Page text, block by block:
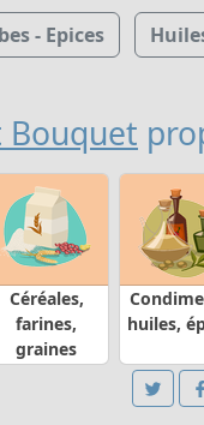
- Epices
Bouquet
Céréales,
farines,
graines
huiles,